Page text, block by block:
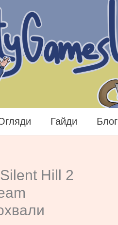
Гайди Блог
Silent Hill 2